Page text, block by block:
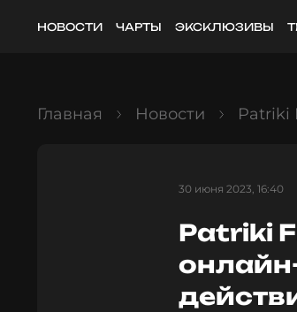
НОВОСТИ ЧАРТЫ ЭКСКЛЮЗИВЫ
Главная Новости Patriki
30 июня 2023, 16:40
Patriki